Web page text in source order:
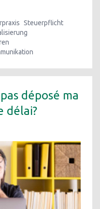
Steuerpflicht
déposé ma
délai?